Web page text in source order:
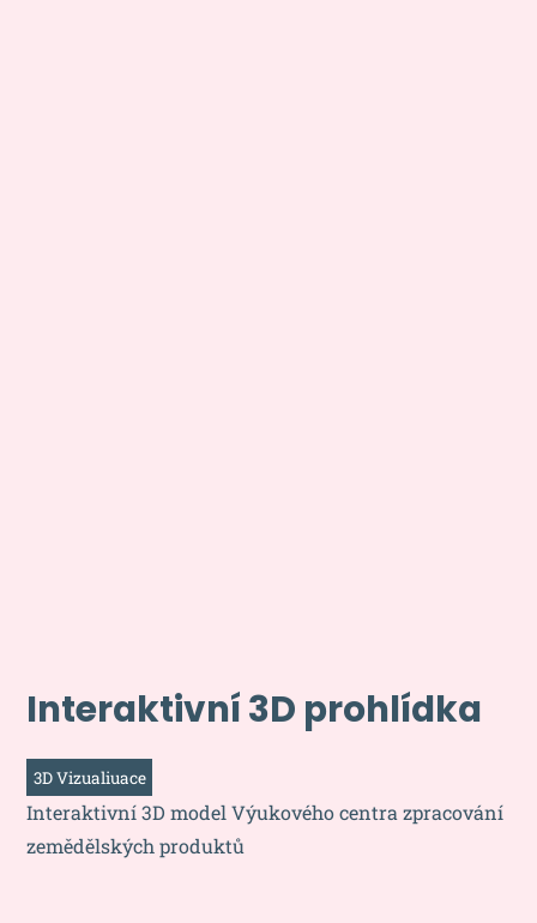
Interaktivní 3D prohlídka
3D Vizualiuace
Interaktivní 3D model Výukového centra zpracování
zemědělských produktů